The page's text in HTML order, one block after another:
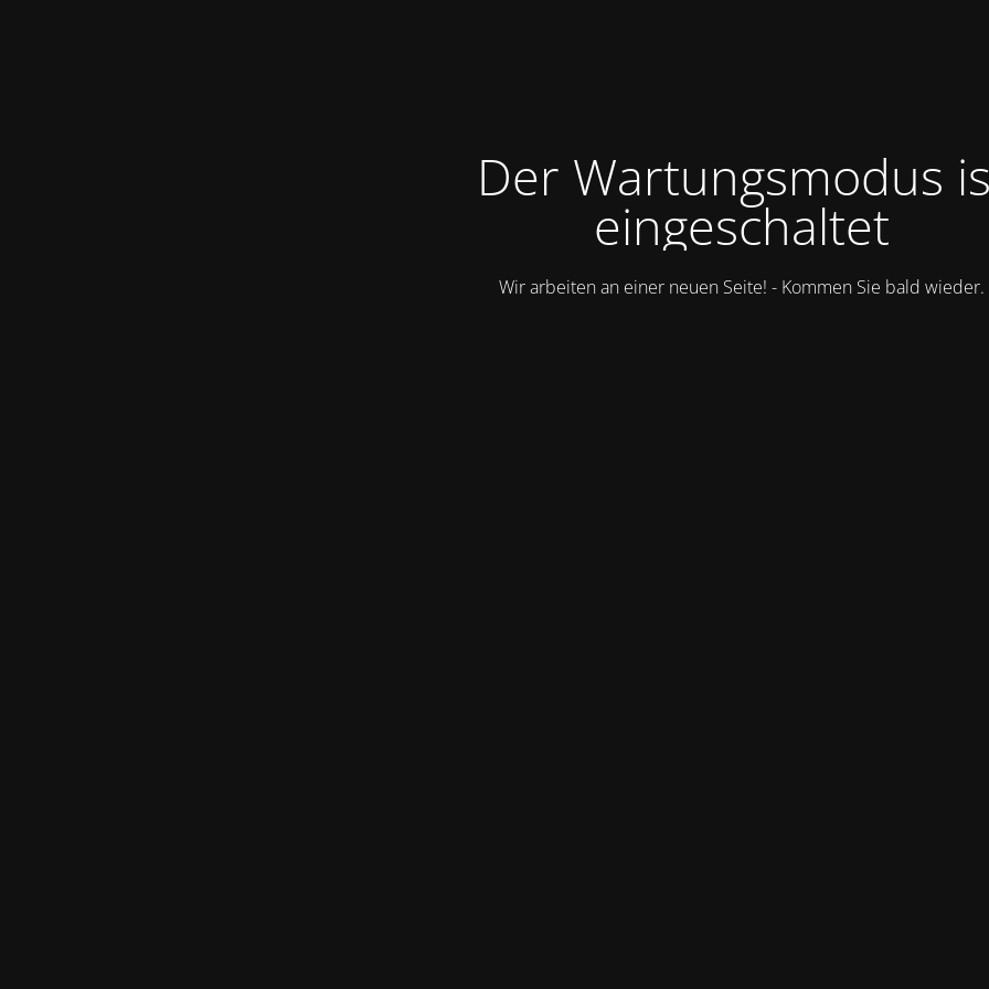
Der Wartungsmodus
eingeschaltet
Wir arbeiten an einer neuen Seite! - Kommen Sie bald wieder.